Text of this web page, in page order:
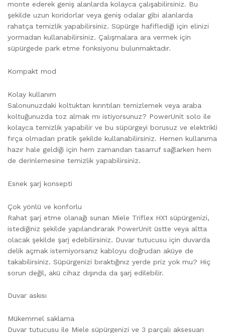
monte ederek geniş alanlarda kolayca çalışabilirsiniz. Bu
şekilde uzun koridorlar veya geniş odalar gibi alanlarda
rahatça temizlik yapabilirsiniz. Süpürge hafiflediği için elinizi
yormadan kullanabilirsiniz. Çalışmalara ara vermek için
süpürgede park etme fonksiyonu bulunmaktadır.
Kompakt mod
Kolay kullanım
Salonunuzdaki koltuktan kırıntıları temizlemek veya araba
koltuğunuzda toz almak mı istiyorsunuz? PowerUnit solo ile
kolayca temizlik yapabilir ve bu süpürgeyi borusuz ve elektrikli
fırça olmadan pratik şekilde kullanabilirsiniz. Hemen kullanıma
hazır hale geldiği için hem zamandan tasarruf sağlarken hem
de derinlemesine temizlik yapabilirsiniz.
Esnek şarj konsepti
Çok yönlü ve konforlu
Rahat şarj etme olanağı sunan Miele Triflex HX1 süpürgenizi,
istediğiniz şekilde yapılandırarak PowerUnit üstte veya altta
olacak şekilde şarj edebilirsiniz. Duvar tutucusu için duvarda
delik açmak istemiyorsanız kabloyu doğrudan aküye de
takabilirsiniz. Süpürgenizi bıraktığınız yerde priz yok mu? Hiç
sorun değil, akü cihaz dışında da şarj edilebilir.
Duvar askısı
Mükemmel saklama
Duvar tutucusu ile Miele süpürgenizi ve 3 parçalı aksesuarı